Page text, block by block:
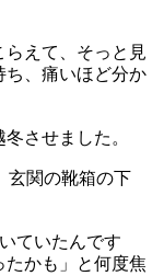
えて、そっと見
ち、痛いほど分か
させました。
玄関の靴箱の下
ていたんです
たかも」と何度焦